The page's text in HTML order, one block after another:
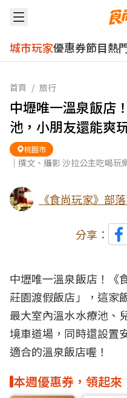
城市玩家優惠券節目熱
首頁 / 旅行
中壢唯一溫泉飯店
池，小朋友還能爽
桃園市
｜撰文、攝影 沙拉公主吃喝
《食尚玩家》部
分享：
中壢唯一溫泉飯店！《
莊園渡假飯店」，這家
最大室內溫水水療池、
境車道場，同時還設置
適合的溫泉飯店喔！
本週優惠券，領起來